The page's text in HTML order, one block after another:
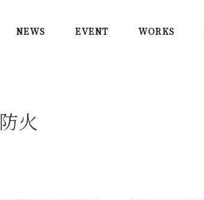
NEWS EVENT WORKS
防火